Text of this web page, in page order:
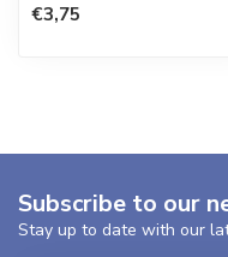
€3,75
Subscribe to our
Stay up to date with our